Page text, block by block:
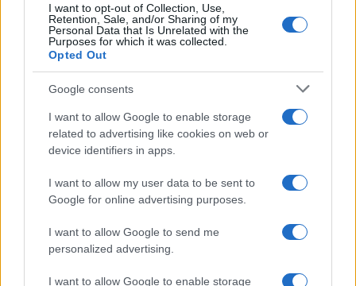
I want to opt-out of Collection, Use,
Retention, Sale, and/or Sharing of my
Personal Data that Is Unrelated with the
Purposes for which it was collected.
Opted Out
Google consents
I want to allow Google to enable storage
related to advertising like cookies on web or
device identifiers in apps.
I want to allow my user data to be sent to
Google for online advertising purposes.
I want to allow Google to send me
personalized advertising.
I want to allow Google to enable storage
©2026 - rifaidate.it - p.iva 03338800984 Privacy